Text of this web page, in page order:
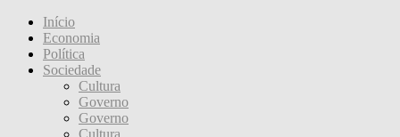
Início
Economia
Política
Sociedade
Cultura
Governo
Governo
Cultura